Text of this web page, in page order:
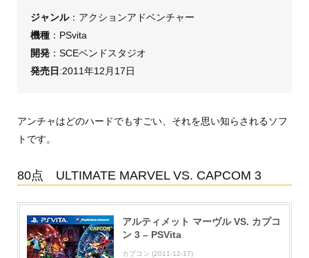
ジャンル：アクションアドベンチャー
機種：PSvita
開発：SCEベンドスタジオ
発売日 :2011年12月17日
アンチャはどのハードでもすごい、それを思い知らされるソフ
トです。
80点 ULTIMATE MARVEL VS. CAPCOM 3
アルティメット マーヴル VS. カプコ
ン 3 – PSVita
カプコン (2011-12-17)